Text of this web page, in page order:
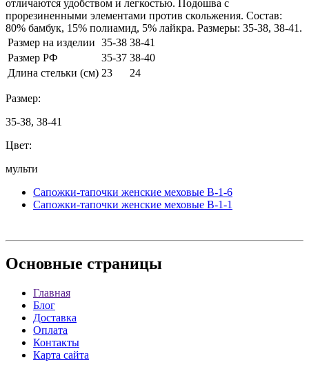
отличаются удобством и легкостью. Подошва с
прорезиненными элементами против скольжения. Состав:
80% бамбук, 15% полиамид, 5% лайкра. Размеры: 35-38, 38-41.
Размер на изделии 35-38 38-41
Размер РФ
35-37 38-40
Длина стельки (см) 23 24
Размер:
35-38, 38-41
Цвет:
мульти
Сапожки-тапочки женские меховые B-1-6
Сапожки-тапочки женские меховые B-1-1
Основные страницы
Главная
Блог
Доставка
Оплата
Контакты
Карта сайта